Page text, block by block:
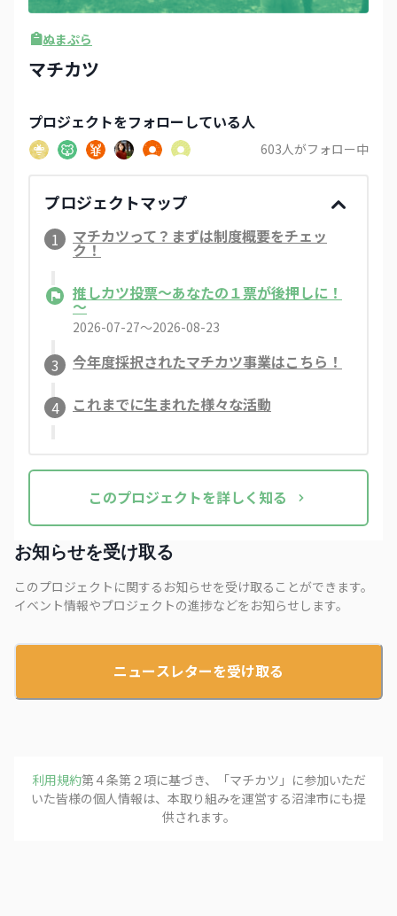
ぬまぷら
マチカツ
プロジェクトをフォローしている人
603人がフォロー中
プロジェクトマップ
1 マチカツって？まずは制度概要をチェッ
ク！
推しカツ投票～あなたの１票が後押しに！
～
2026-07-27〜2026-08-23
3 今年度採択されたマチカツ事業はこちら！
4 これまでに生まれた様々な活動
このプロジェクトを詳しく知る
お知らせを受け取る
このプロジェクトに関するお知らせを受け取ることができます。
イベント情報やプロジェクトの進捗などをお知らせします。
ニュースレターを受け取る
利用規約第４条第２項に基づき、「マチカツ 」に参加いただ
いた皆様の個人情報は、本取り組みを運営する沼津市にも提
供されます。